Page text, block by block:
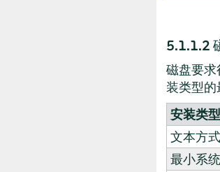
5.1.1.2
磁盘要
装类型的
安装类型
文本方式
最小系统